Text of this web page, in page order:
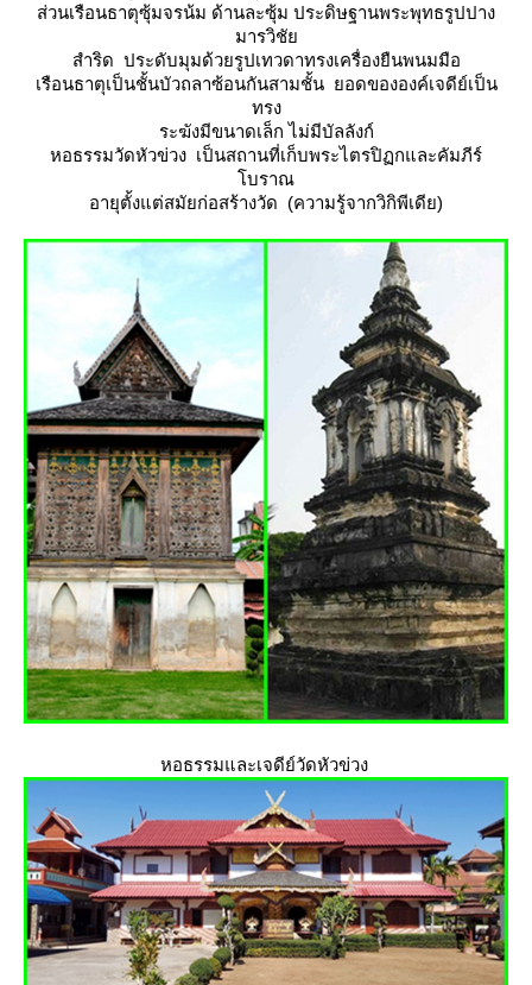
ส่วนเรือนธาตุซุ้มจรน้ม ด้านละซุ้ม ประดิษฐานพระพุทธรูปปาง
มารวิชั
สำริด ประดับมุมด้วยรูปเทวดาทรงเครื่องยืนพนมมือ
เรือนธาตุเป็นชั้นบัวถลาซ้อนกันสามชั้น ยอดขององค์เจดีย์เป็น
ทรง
ระฆังมีขนาดเล็ก ไม่มีบัลลังก์
หอธรรมวัดหัวข่วง เป็นสถานที่เก็บพระไตรปิฏกและคัมภีร์
บราณ
อายุตั้งแต่สมัยก่อสร้างวัด (ความรู้จากวิกิพีเดีย)
หอธรรมและเจดีย์วัดหัวข่วง